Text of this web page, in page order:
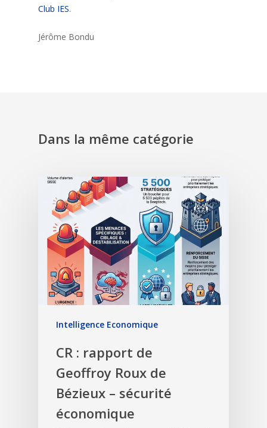
Club IES.
Jérôme Bondu
Dans la même catégorie
Intelligence Economique
CR : rapport de
Geoffroy Roux de
Bézieux – sécurité
économique